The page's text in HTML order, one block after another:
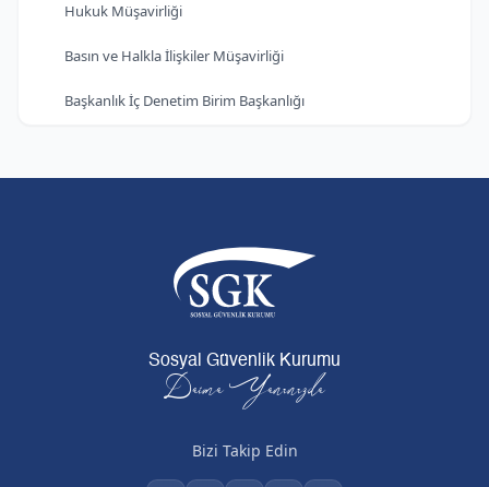
Hukuk Müşavirliği
Basın ve Halkla İlişkiler Müşavirliği
Başkanlık İç Denetim Birim Başkanlığı
Sosyal Güvenlik Kurumu
Daima Yanınızda
Bizi Takip Edin